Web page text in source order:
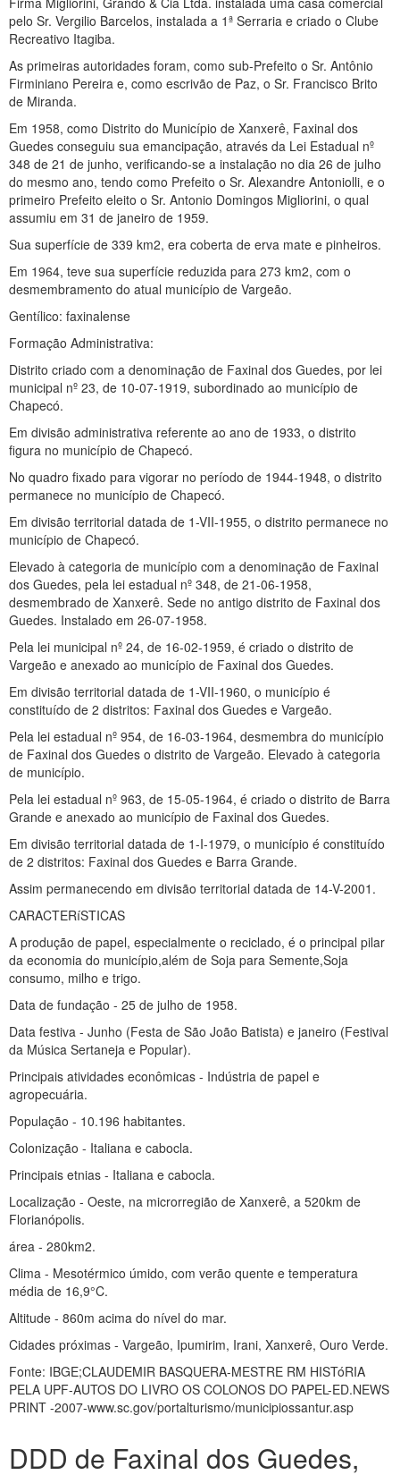
pelo Sr. Vergilio Barcelos, instalada a 1ª Serraria e criado o Clube
Recreativo Itagiba.
As primeiras autoridades foram, como sub-Prefeito o Sr. Antônio
Firminiano Pereira e, como escrivão de Paz, o Sr. Francisco Brito
de Miranda.
Em 1958, como Distrito do Município de Xanxerê, Faxinal dos
Guedes conseguiu sua emancipação, através da Lei Estadual nº
348 de 21 de junho, verificando-se a instalação no dia 26 de julho
do mesmo ano, tendo como Prefeito o Sr. Alexandre Antoniolli, e o
primeiro Prefeito eleito o Sr. Antonio Domingos Migliorini, o qual
assumiu em 31 de janeiro de 1959.
Sua superfície de 339 km2, era coberta de erva mate e pinheiros.
Em 1964, teve sua superfície reduzida para 273 km2, com o
desmembramento do atual município de Vargeão.
Gentílico: faxinalense
Formação Administrativa:
Distrito criado com a denominação de Faxinal dos Guedes, por lei
municipal nº 23, de 10-07-1919, subordinado ao município de
Chapecó.
Em divisão administrativa referente ao ano de 1933, o distrito
figura no município de Chapecó.
No quadro fixado para vigorar no período de 1944-1948, o distrito
permanece no município de Chapecó.
Em divisão territorial datada de 1-VII-1955, o distrito permanece no
município de Chapecó.
Elevado à categoria de município com a denominação de Faxinal
dos Guedes, pela lei estadual nº 348, de 21-06-1958,
desmembrado de Xanxerê. Sede no antigo distrito de Faxinal dos
Guedes. Instalado em 26-07-1958.
Pela lei municipal nº 24, de 16-02-1959, é criado o distrito de
Vargeão e anexado ao município de Faxinal dos Guedes.
Em divisão territorial datada de 1-VII-1960, o município é
constituído de 2 distritos: Faxinal dos Guedes e Vargeão.
Pela lei estadual nº 954, de 16-03-1964, desmembra do município
de Faxinal dos Guedes o distrito de Vargeão. Elevado à categoria
de município.
Pela lei estadual nº 963, de 15-05-1964, é criado o distrito de Barra
Grande e anexado ao município de Faxinal dos Guedes.
Em divisão territorial datada de 1-I-1979, o município é constituído
de 2 distritos: Faxinal dos Guedes e Barra Grande.
Assim permanecendo em divisão territorial datada de 14-V-2001.
CARACTERíSTICAS
A produção de papel, especialmente o reciclado, é o principal pilar
da economia do município,além de Soja para Semente,Soja
consumo, milho e trigo.
Data de fundação - 25 de julho de 1958.
Data festiva - Junho (Festa de São João Batista) e janeiro (Festival
da Música Sertaneja e Popular).
Principais atividades econômicas - Indústria de papel e
agropecuária.
População - 10.196 habitantes.
Colonização - Italiana e cabocla.
Principais etnias - Italiana e cabocla.
Localização - Oeste, na microrregião de Xanxerê, a 520km de
Florianópolis.
área - 280km2.
Clima - Mesotérmico úmido, com verão quente e temperatura
média de 16,9°C.
Altitude - 860m acima do nível do mar.
Cidades próximas - Vargeão, Ipumirim, Irani, Xanxerê, Ouro Verde.
Fonte: IBGE;CLAUDEMIR BASQUERA-MESTRE RM HISTóRIA
PELA UPF-AUTOS DO LIVRO OS COLONOS DO PAPEL-ED.NEWS
PRINT -2007-www.sc.gov/portalturismo/municipiossantur.asp
DDD de Faxinal dos Guedes,